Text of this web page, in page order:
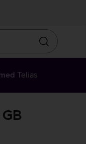
Otsin
Telias